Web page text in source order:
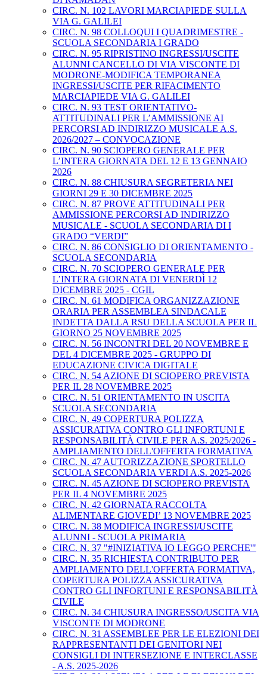
CIRC. N. 102 LAVORI MARCIAPIEDE SULLA
VIA G. GALILEI
CIRC. N. 98 COLLOQUI I QUADRIMESTRE -
SCUOLA SECONDARIA I GRADO
CIRC. N. 95 RIPRISTINO INGRESSI/USCITE
ALUNNI CANCELLO DI VIA VISCONTE DI
MODRONE-MODIFICA TEMPORANEA
INGRESSI/USCITE PER RIFACIMENTO
MARCIAPIEDE VIA G. GALILEI
CIRC. N. 93 TEST ORIENTATIVO-
ATTITUDINALI PER L’AMMISSIONE AI
PERCORSI AD INDIRIZZO MUSICALE A.S.
2026/2027 – CONVOCAZIONE
CIRC. N. 90 SCIOPERO GENERALE PER
L’INTERA GIORNATA DEL 12 E 13 GENNAIO
2026
CIRC. N. 88 CHIUSURA SEGRETERIA NEI
GIORNI 29 E 30 DICEMBRE 2025
CIRC. N. 87 PROVE ATTITUDINALI PER
AMMISSIONE PERCORSI AD INDIRIZZO
MUSICALE - SCUOLA SECONDARIA DI I
GRADO “VERDI”
CIRC. N. 86 CONSIGLIO DI ORIENTAMENTO -
SCUOLA SECONDARIA
CIRC. N. 70 SCIOPERO GENERALE PER
L’INTERA GIORNATA DI VENERDÌ 12
DICEMBRE 2025 - CGIL
CIRC. N. 61 MODIFICA ORGANIZZAZIONE
ORARIA PER ASSEMBLEA SINDACALE
INDETTA DALLA RSU DELLA SCUOLA PER IL
GIORNO 25 NOVEMBRE 2025
CIRC. N. 56 INCONTRI DEL 20 NOVEMBRE E
DEL 4 DICEMBRE 2025 - GRUPPO DI
EDUCAZIONE CIVICA DIGITALE
CIRC. N. 54 AZIONE DI SCIOPERO PREVISTA
PER IL 28 NOVEMBRE 2025
CIRC. N. 51 ORIENTAMENTO IN USCITA
SCUOLA SECONDARIA
CIRC. N. 49 COPERTURA POLIZZA
ASSICURATIVA CONTRO GLI INFORTUNI E
RESPONSABILITÀ CIVILE PER A.S. 2025/2026 -
AMPLIAMENTO DELL'OFFERTA FORMATIVA
CIRC. N. 47 AUTORIZZAZIONE SPORTELLO
SCUOLA SECONDARIA VERDI A.S. 2025-2026
CIRC. N. 45 AZIONE DI SCIOPERO PREVISTA
PER IL 4 NOVEMBRE 2025
CIRC. N. 42 GIORNATA RACCOLTA
ALIMENTARE GIOVEDI’ 13 NOVEMBRE 2025
CIRC. N. 38 MODIFICA INGRESSI/USCITE
ALUNNI - SCUOLA PRIMARIA
CIRC. N. 37 "#INIZIATIVA IO LEGGO PERCHE'"
CIRC. N. 35 RICHIESTA CONTRIBUTO PER
AMPLIAMENTO DELL'OFFERTA FORMATIVA,
COPERTURA POLIZZA ASSICURATIVA
CONTRO GLI INFORTUNI E RESPONSABILITÀ
CIVILE
CIRC. N. 34 CHIUSURA INGRESSO/USCITA VIA
VISCONTE DI MODRONE
CIRC. N. 31 ASSEMBLEE PER LE ELEZIONI DEI
RAPPRESENTANTI DEI GENITORI NEI
CONSIGLI DI INTERSEZIONE E INTERCLASSE
- A.S. 2025-2026